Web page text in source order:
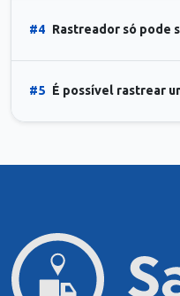
#4 Rastreador só pode
#5 É possível rastrear